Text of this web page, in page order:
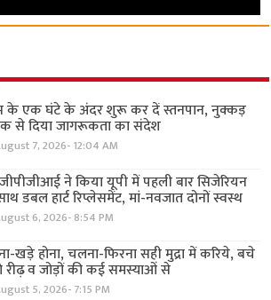
के एक घंटे के अंदर शुरू कर दें स्तनपान, नुक्कड़
से दिया जागरूकता का संदेश
7, 2026- 12:04 AM
ने किया यूपी में पहली बार सिजेरियन
डबल हार्ट रिप्लेसमेंट, मां-नवजात दोनों स्वस्थ
6, 2026- 8:54 PM
खड़े होना, चलना-फिरना सही मुद्रा में करिये, बचे
रीढ़ व जोड़ों की कई समस्याओं से
5, 2026- 7:15 PM